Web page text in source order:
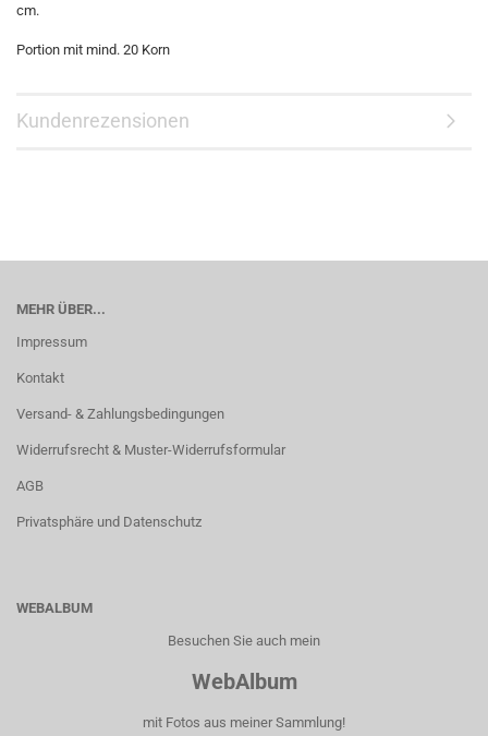
cm.
Portion mit mind. 20 Korn
Kundenrezensionen
MEHR ÜBER...
Impressum
Kontakt
Versand- & Zahlungsbedingungen
Widerrufsrecht & Muster-Widerrufsformular
AGB
Privatsphäre und Datenschutz
WEBALBUM
Besuchen Sie auch mein
WebAlbum
mit Fotos aus meiner Sammlung!